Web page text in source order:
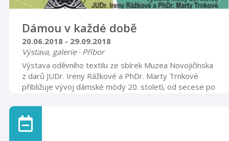
Dámou v každé době
20.06.2018 - 29.09.2018
Výstava, galerie · Příbor
Výstava oděvního textilu ze sbírek Muzea Novojičínska
z darů JUDr. Ireny Rážkové a PhDr. Marty Trnkové
přibližuje vývoj dámské módy 20. století, od secese po
šatů, kostýmů, večerních rob doplňují ukázky dobových
doplňků - klobouků, kabelek, rukavic, obuvi a šperků.
Návštěvníci budou moci nahlédnout do dámského